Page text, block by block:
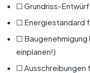
☐ Grundriss-
☐ Energiestandard
☐
einplanen!)
☐ Ausschreibungen